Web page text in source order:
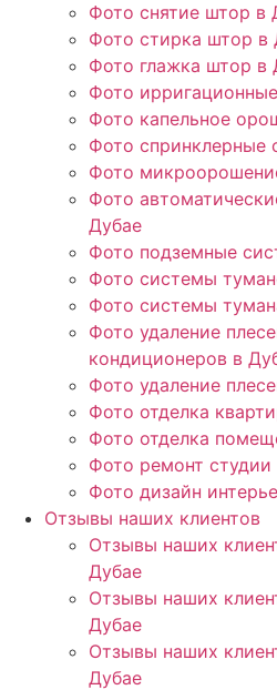
Фото снятие штор в
Фото стирка штор в
Фото глажка штор в
Фото
Фото капельное
Фото спринклерные
Фото
Фото
Дубае
Фото подземные
Фото системы
Фото системы
Фото удаление
кондиционеров в
Фото удаление
Фото отделка
Фото отделка
Фото ремонт студии
Фото дизайн
Отзывы наших клиентов
Отзывы наших
Дубае
Отзывы наших
Дубае
Отзывы наших
Дубае